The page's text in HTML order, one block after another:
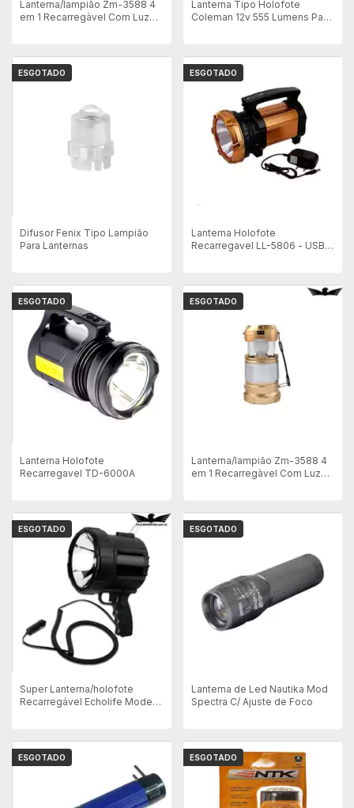
Lanterna/lampião Zm-3588 4
em 1 Recarregàvel Com Luz
Lanterna Tipo Holofote
Coleman 12v 555 Lumens Para
ESGOTADO
Difusor Fenix Tipo Lampião
Para Lanternas
ESGOTADO
Lanterna Holofote
Recarregavel LL-5806 - USB
ESGOTADO
Lanterna Holofote
Recarregavel TD-6000A
ESGOTADO
Lanterna/lampião Zm-3588 4
em 1 Recarregàvel Com Luz
ESGOTADO
Super Lanterna/holofote
Recarregável Echolife Modelo
ESGOTADO
Lanterna de Led Nautika Mod
Spectra C/ Ajuste de Foco
ESGOTADO ESGOTADO